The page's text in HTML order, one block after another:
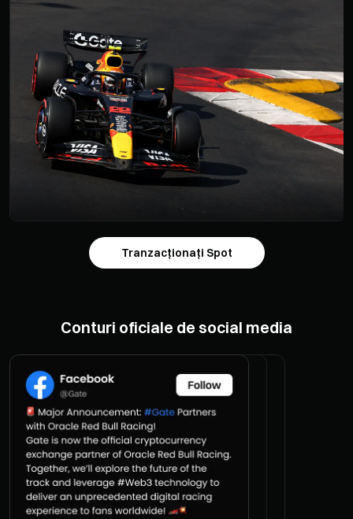
Tranzacționați Spot
Conturi oficiale de social media